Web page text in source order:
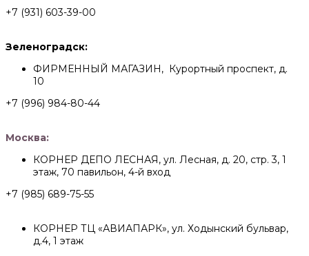
+7 (931) 603-39-00
Зеленоградск:
ФИРМЕННЫЙ МАГАЗИН, Курортный проспект, д.
10
+7 (996) 984-80-44
Москва:
КОРНЕР ДЕПО ЛЕСНАЯ, ул. Лесная, д. 20, стр. 3, 1
этаж, 70 павильон, 4-й вход
+7 (985) 689-75-55
КОРНЕР ТЦ «АВИАПАРК», ул. Ходынский бульвар,
д.4, 1 этаж